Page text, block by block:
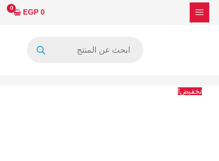
تخطي
0
EGP
تخفيض!
كمية
S47BC